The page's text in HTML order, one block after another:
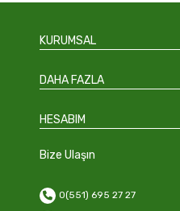
KURUMSAL
DAHA FAZLA
HESABIM
Bize Ulaşın
0(551) 695 27 27